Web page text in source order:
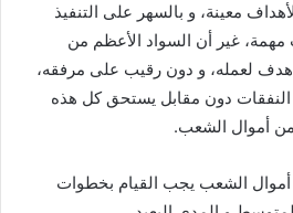
معينة، و بالسهر على التنفيذ
غير أن السواد الأعظم من
هدف لعمله، و دون رقيب على مرفقه،
دون مقابل يستحق كل هذه
من أموال الشعب.
أموال الشعب يجب القيام بخطوات